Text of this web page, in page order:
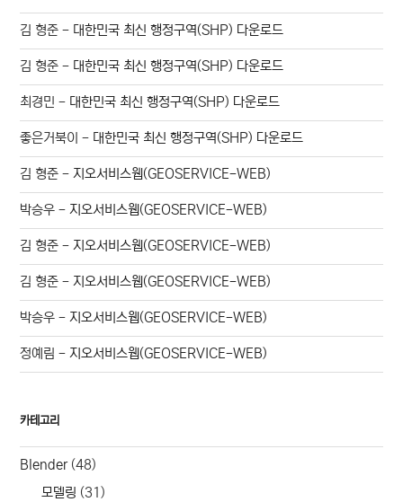
김 형준 - 대한민국 최신 행정구역(SHP) 다운로드
김 형준 - 대한민국 최신 행정구역(SHP) 다운로드
최경민 - 대한민국 최신 행정구역(SHP) 다운로드
좋은거북이 - 대한민국 최신 행정구역(SHP) 다운로드
김 형준 -지오서비스웹(GEOSERVICE-WEB)
박승우 -지오서비스웹(GEOSERVICE-WEB)
김 형준 -지오서비스웹(GEOSERVICE-WEB)
김 형준 -지오서비스웹(GEOSERVICE-WEB)
박승우 -지오서비스웹(GEOSERVICE-WEB)
정예림 -지오서비스웹(GEOSERVICE-WEB)
카테고리
Blender(48)
모델링 (31)